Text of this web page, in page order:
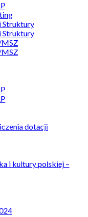
Struktury
Struktury
MSZ
MSZ
dotacji
i kultury polskiej –